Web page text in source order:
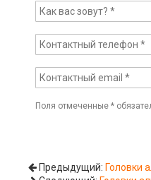
Поля отмеченные*
Предыдущий: Головки